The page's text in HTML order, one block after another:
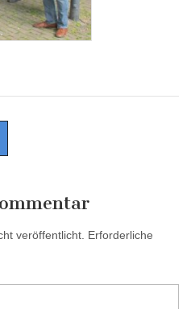
veröffentlicht. Erforderliche